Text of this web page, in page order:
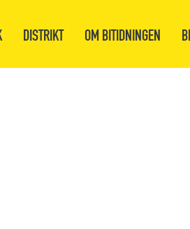
DISTRIKT OM BITIDNINGEN